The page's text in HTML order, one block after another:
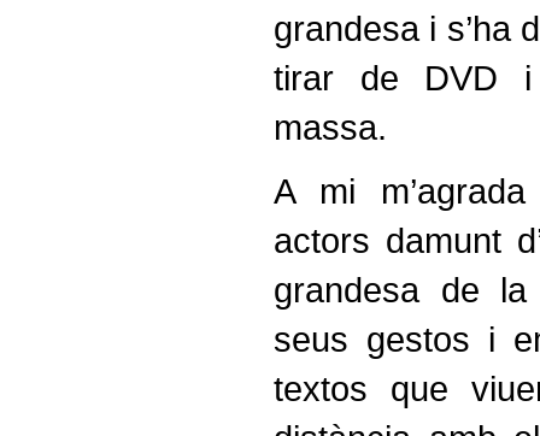
grandesa i s’ha
tirar de DVD i
massa.
A mi
actors damunt
grandesa de
seus gestos i
textos que